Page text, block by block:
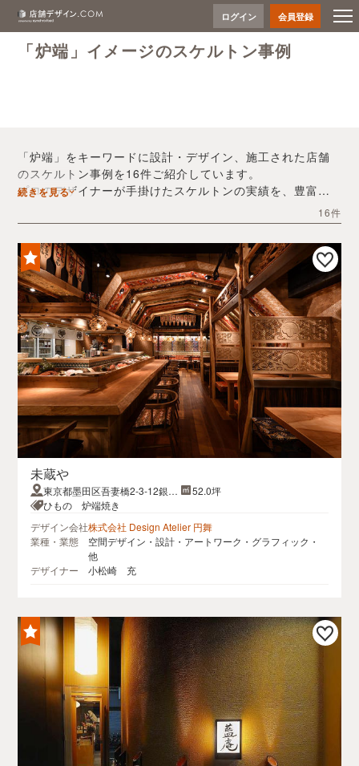
ログイン 会員登録
「炉端」イメージのスケルトン事例
「炉端」をキーワードに設計・デザイン、施工された店舗
のスケルトン事例を16件ご紹介しています。
プロのデザイナーが手掛けたスケルトンの実績を、豊富な
デザイン内装会社探しや費用感の把握など、「炉端」の店
舗イメージを固めるヒントとしてぜひお役立てください。
続きを見る
16件
未蔵や
東京都墨田区吾妻橋2-3-12銀鈴
堂ビル １F B1F
52.0坪
ひもの 炉端焼き
デザイン会社株式会社 Design Atelier 円舞
業種・業態
空間デザイン・設計・アートワーク・グラフィック・
他
デザイナー
小松崎 充